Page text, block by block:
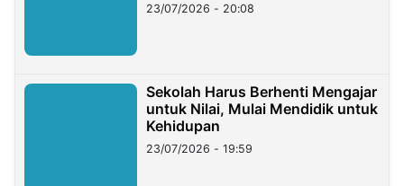
23/07/2026 - 20:08
Sekolah Harus Berhenti Mengajar
untuk Nilai, Mulai Mendidik untuk
Kehidupan
23/07/2026 - 19:59